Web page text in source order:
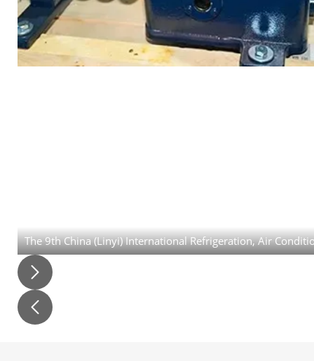
The 9th China (Linyi) International Refrigeration, Air